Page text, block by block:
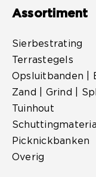
Assortiment
Sierbestrating
Terrastegels
Opsluitbanden |
Zand | Grind |
Tuinhout
Picknickbanken
Overig